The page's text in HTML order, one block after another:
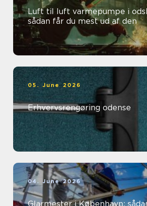
Luft til luft varmepumpe i
sådan får du mest ud af den
05. June 2026
Erhvervsrengøring odense
04. June 2026
Glarmester i København: